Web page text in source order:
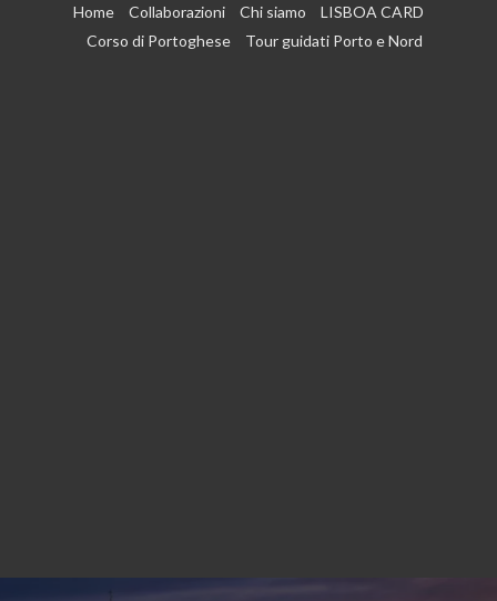
Home Collaborazioni Chi siamo
LISBOA CARD
Corso di Portoghese
Tour guidati Porto e Nord